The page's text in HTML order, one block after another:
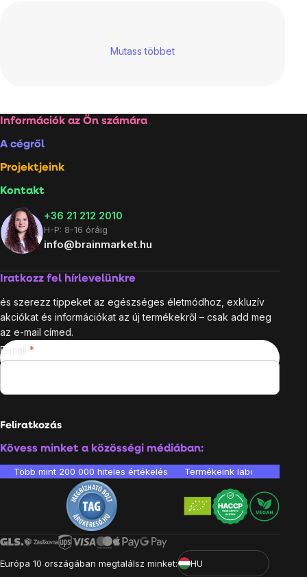
Mutass többet
Lábléc
Információk az Ön számára
A cégről
Projektjeink
Kontakt
+36 21 212 2010
H-P: 8-16 óráig
info@brainmarket.hu
Iratkozz fel hírlevelünkre
és szerezz tippeket az egészséges életmódhoz, exkluzív
akciókat és információkat az új termékekről – csak add meg
az e-mail címed.
E-mail
Feliratkozás
Kövess minket a közösségi médiában:
Több mint 200 000 hiteles értékelés Termékeink
Európa 10 országában megtalálsz minket:
HU